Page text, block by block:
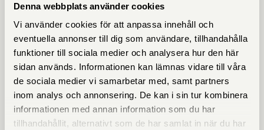
Denna webbplats använder cookies
Vi använder cookies för att anpassa innehåll och
eventuella annonser till dig som användare, tillhandahålla
funktioner till sociala medier och analysera hur den här
sidan används. Informationen kan lämnas vidare till våra
de sociala medier vi samarbetar med, samt partners
inom analys och annonsering. De kan i sin tur kombinera
informationen med annan information som du har
tillhandahållit, alternativt som de har samlat in när du har
VisselblåsarpolicyIntegritetspolicy & Cookies